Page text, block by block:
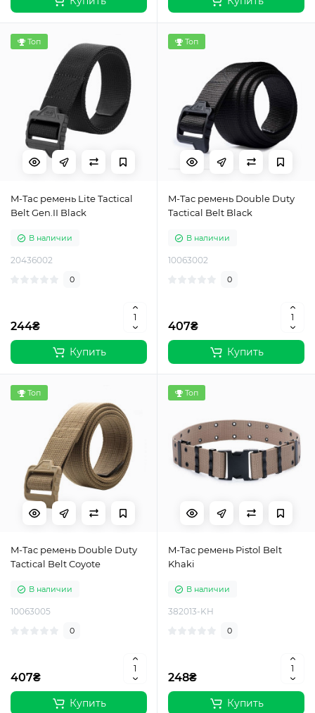
Топ
M-Tac ремень Lite Tactical
Belt Gen.II Black
В наличии
20436002
0
244₴
Купить
Топ
M-Tac ремень Double Duty
Tactical Belt Black
В наличии
10063002
0
407₴
Купить
Топ
M-Tac ремень Double Duty
Tactical Belt Coyote
В наличии
10063005
0
407₴
Купить
Топ
M-Tac ремень Pistol Belt
Khaki
В наличии
382013-KH
0
248₴
Купить